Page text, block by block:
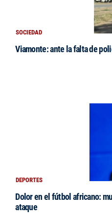
SOCIEDAD
Viamonte: ante la falta de
DEPORTES
Dolor en el fútbol africano:
ataque